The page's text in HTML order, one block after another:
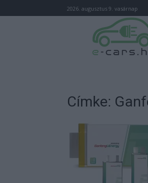
2026. augusztus 9. vasárnap
Címke: